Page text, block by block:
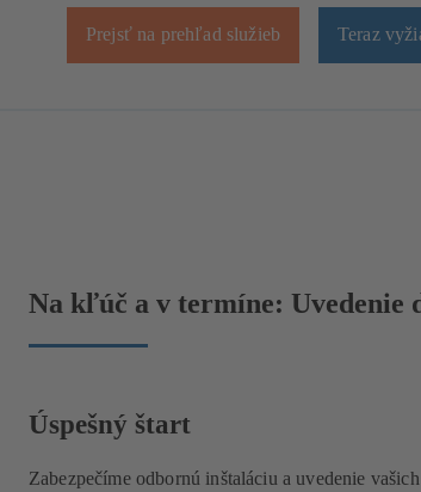
Prejsť na prehľad služieb Teraz
Na kľúč a v termíne: Uvedenie
Úspešný štart
Zabezpečíme odbornú inštaláciu a uvedenie